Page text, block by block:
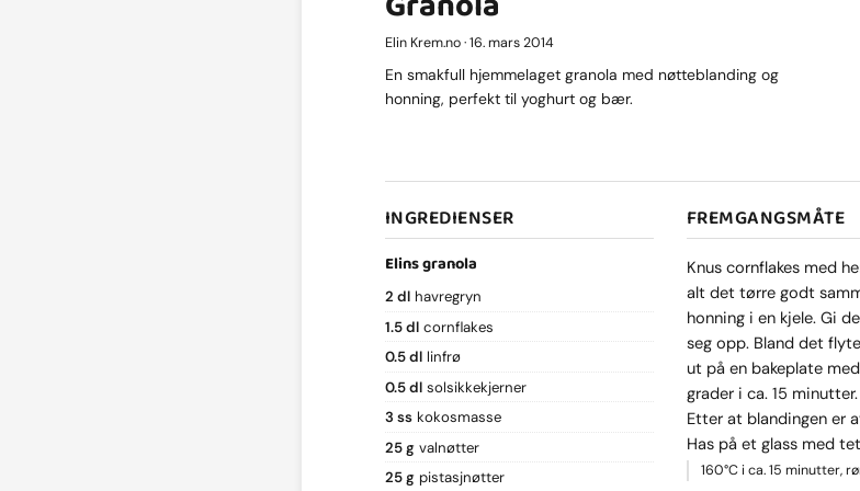
Elin Krem.no · 16. mars 2014
En smakfull hjemmelaget granola med nøtteblanding og
honning, perfekt til yoghurt og bær.
INGREDIENSER
Elins granola
2 dl havregryn
1.5 dl cornflakes
0.5 dl linfrø
0.5 dl solsikkekjerner
3 ss kokosmasse
25 g valnøtter
25 g pistasjnøtter
FREMGANGSMÅTE
Knus cornflakes med
alt det tørre godt
honning i en kjele. Gi
seg opp. Bland det
ut på en bakeplate
grader i ca. 15
Etter at blandingen er
Has på et glass med
160°C i ca. 15 minutter,